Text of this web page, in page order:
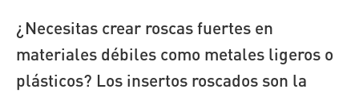
¿Necesitas crear roscas fuertes en
materiales débiles como metales ligeros o
plásticos? Los insertos roscados son la